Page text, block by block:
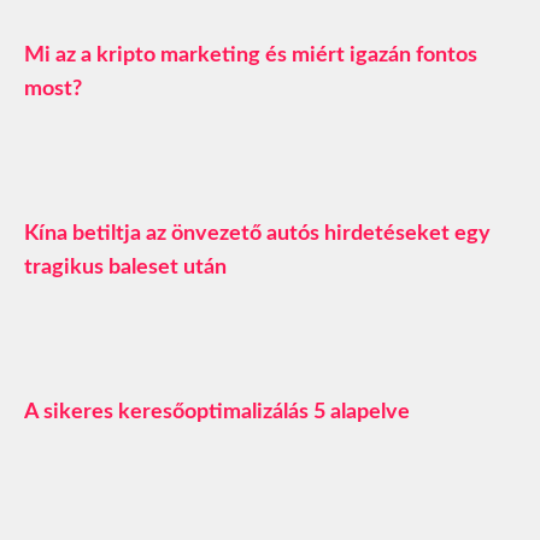
Mi az a kripto marketing és miért igazán fontos
most?
Kína betiltja az önvezető autós hirdetéseket egy
tragikus baleset után
A sikeres keresőoptimalizálás 5 alapelve